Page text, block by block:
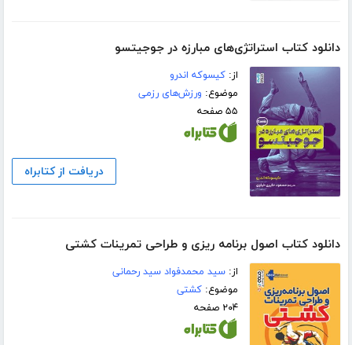
دانلود کتاب استراتژی‌های مبارزه در جوجیتسو
از:کیسوکه اندرو
موضوع: ورزش‌های رزمی
۵۵ صفحه
دریافت از کتابراه
دانلود کتاب اصول برنامه ریزی و طراحی تمرینات کشتی
از:سید محمدفواد سید رحمانی
موضوع:کشتی
۲۰۴ صفحه